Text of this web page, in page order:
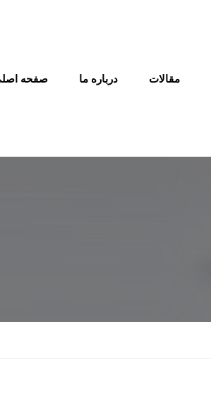
صفحه درباره ما مقالات